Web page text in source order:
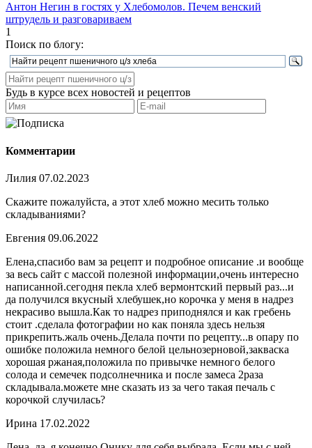
Антон Негин в гостях у Хлебомолов. Печем венский
штрудель и разговариваем
1
Поиск по блогу:
Будь в курсе всех новостей и рецептов
Комментарии
Лилия 07.02.2023
Скажите пожалуйста, а этот хлеб можно месить только
складываниями?
Евгения 09.06.2022
Елена,спасибо вам за рецепт и подробное описание .и вообще
за весь сайт с массой полезной информации,очень интересно
написанной.сегодня пекла хлеб вермонтский первый раз...и
да получился вкусный хлебушек,но корочка у меня в надрез
некрасиво вышла.Как то надрез приподнялся и как гребень
стоит .сделала фотографии но как поняла здесь нельзя
прикрепить.жаль очень.Делала почти по рецепту...в опару по
ошибке положила немного белой цельнозерновой,закваска
хорошая ржаная,положила по привычке немного белого
солода и семечек подсолнечника и после замеса 2раза
складывала.можете мне сказать из за чего такая печаль с
корочкой случилась?
Ирина 17.02.2022